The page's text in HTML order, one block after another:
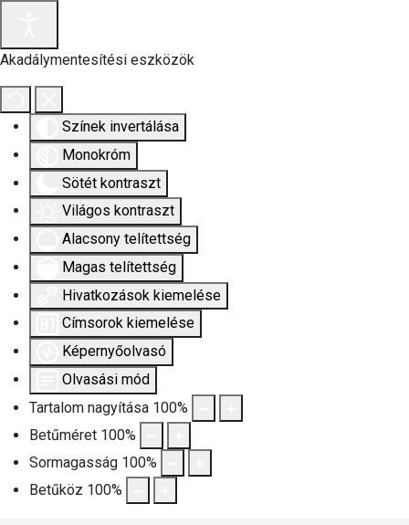
Akadálymentesítési eszközök
Színek invertálása
Monokróm
Sötét kontraszt
Világos kontraszt
Alacsony telítettség
Magas telítettség
Hivatkozások kiemelése
Címsorok kiemelése
Képernyőolvasó
Olvasási mód
Tartalom nagyítása 100%
Betűméret 100%
Sormagasság 100%
Betűköz 100%